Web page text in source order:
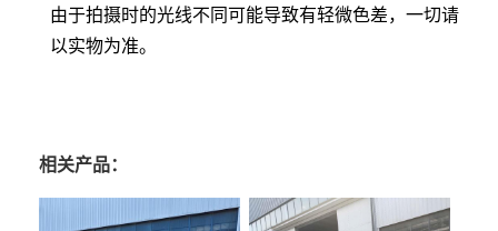
由于拍摄时的光线不同可能导致有轻微色差，一切请
以实物为准。
相关产品：